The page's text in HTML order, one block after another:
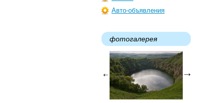
Авто-объявления
фотогалерея